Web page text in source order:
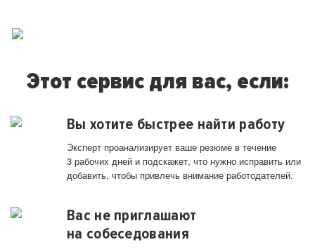
Этот сервис для вас, если:
Вы хотите быстрее найти работу
Эксперт проанализирует ваше резюме в течение
3 рабочих дней и подскажет, что нужно исправить или
добавить, чтобы привлечь внимание работодателей.
Вас не приглашают
на собеседования